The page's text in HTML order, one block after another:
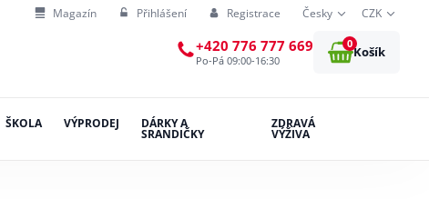
Magazín Přihlášení Registrace Česky CZK
+420 776 777 669
Po-Pá 09:00-16:30
0
Košík
ŠKOLA VÝPRODEJ DÁRKY A
SRANDIČKY
ZDRAVÁ
VÝŽIVA